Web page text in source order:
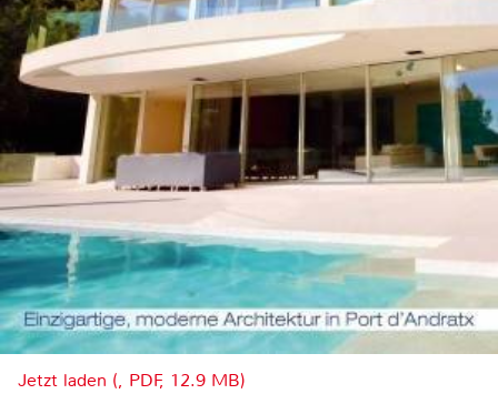
Jetzt laden (, PDF, 12.9 MB)